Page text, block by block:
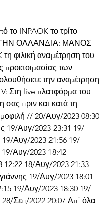
INPAOK το τρίτο
ΣΤΗΝ ΟΛΛΑΝΔΙΑ: ΜΑΝΟΣ
φιλική αναμέτρηση του
προετοιμασίας των
την αναμέτρηση
Στη live πλατφόρμα του
σας πριν και κατά τη
// 20/Αυγ/2023 08:30
19/Αυγ/2023 23:31 19/
Αυγ/2023 21:56 19/
Αυγ/2023 18:42
18/Αυγ/2023 21:33
19/Αυγ/2023 18:01
19/Αυγ/2023 18:30 19/
Σεπ/2022 20:07 Απ΄ όλα